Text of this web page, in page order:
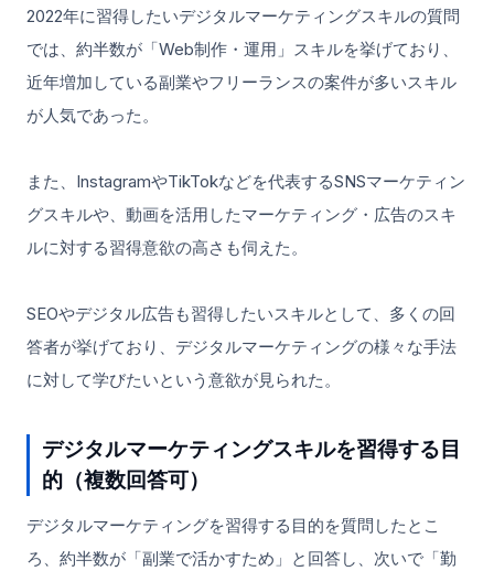
2022年に習得したいデジタルマーケティングスキルの質問
では、約半数が「Web制作・運用」スキルを挙げており、
近年増加している副業やフリーランスの案件が多いスキル
が人気であった。
また、InstagramやTikTokなどを代表するSNSマーケティン
グスキルや、動画を活用したマーケティング・広告のスキ
ルに対する習得意欲の高さも伺えた。
SEOやデジタル広告も習得したいスキルとして、多くの回
答者が挙げており、デジタルマーケティングの様々な手法
に対して学びたいという意欲が見られた。
デジタルマーケティングスキルを習得する目
的（複数回答可）
デジタルマーケティングを習得する目的を質問したとこ
ろ、約半数が「副業で活かすため」と回答し、次いで「勤